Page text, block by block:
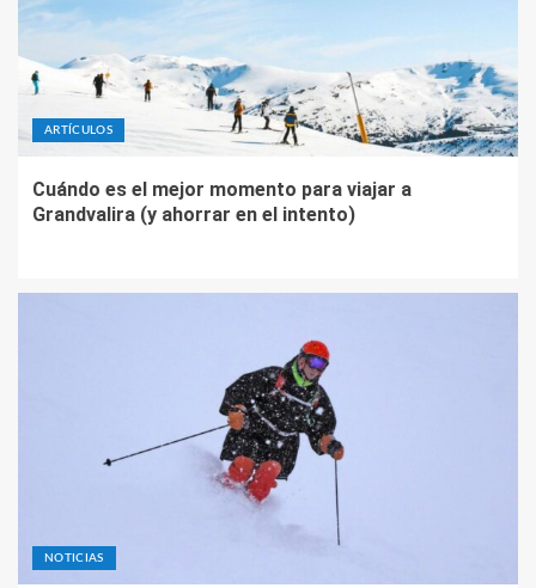
ARTÍCULOS
Cuándo es el mejor momento para viajar a
Grandvalira (y ahorrar en el intento)
NOTICIAS